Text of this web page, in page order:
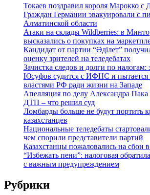
Токаев поздравил короля Марокко с
Граждан Германии эвакуировали с
Алматинской области
Атаки на склады Wildberries: в
высказались о покупках на
Кандидат от партии “Әділет”
оценку зрителей на теледебатах
Зачистка следов и долги по
Юсуфов судится с ИФНС и пытается
властями РФ ради жизни на Западе
Апелляция по делу Александра Пака
ДТП – что решил суд
Ломбарды больше не будут портить
казахстанцев
Национальные теледебаты
чем спорили представители партий
Казахстанцы пожаловались на сбои
“Избежать пени”: налоговая
с важным предупреждением
Рубрики